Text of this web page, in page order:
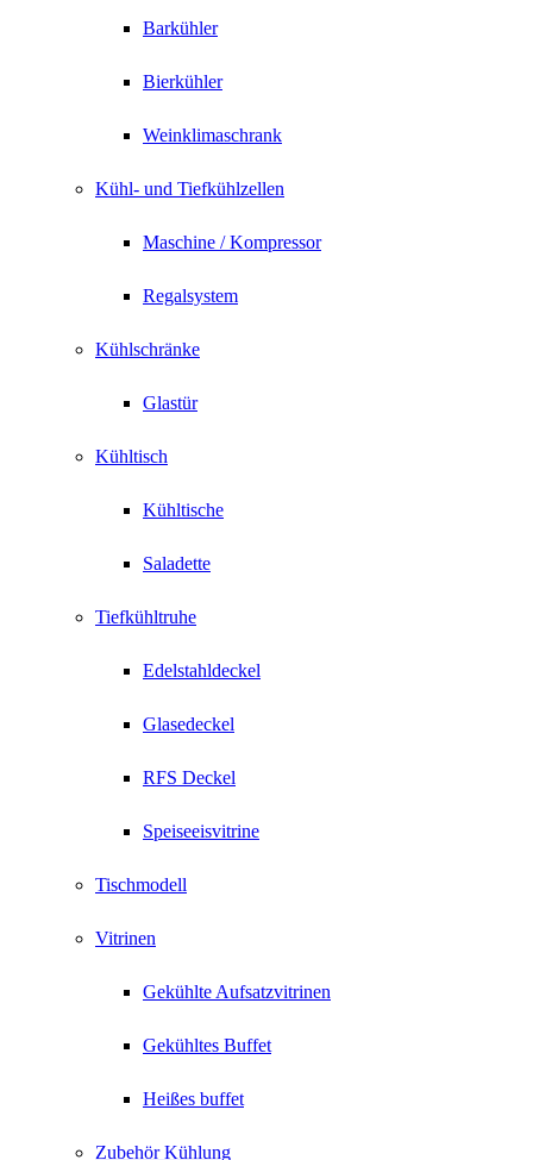
Barkühler
Bierkühler
Weinklimaschrank
Kühl- und Tiefkühlzellen
Maschine / Kompressor
Regalsystem
Kühlschränke
Glastür
Kühltisch
Kühltische
Saladette
Tiefkühltruhe
Edelstahldeckel
Glasedeckel
RFS Deckel
Speiseeisvitrine
Tischmodell
Vitrinen
Gekühlte Aufsatzvitrinen
Gekühltes Buffet
Heißes buffet
Zubehör Kühlung